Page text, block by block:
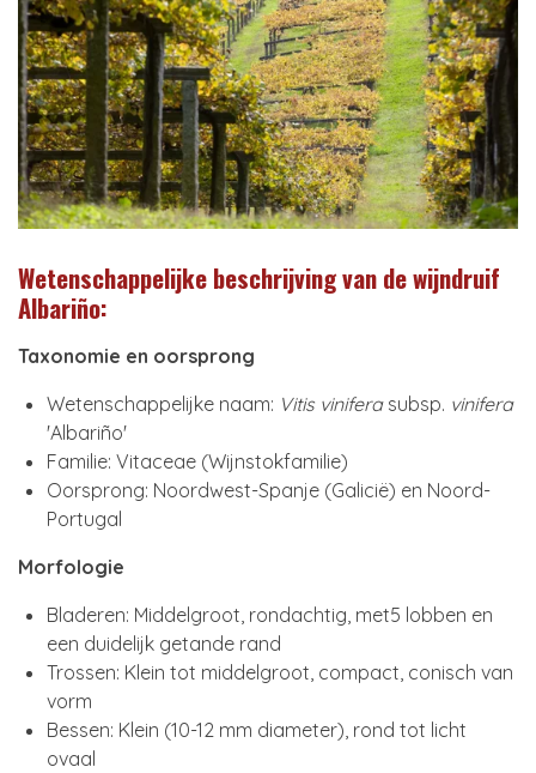
Wetenschappelijke beschrijving van de wijndruif
Albariño:
Taxonomie en oorsprong
Wetenschappelijke naam: Vitis viniferasubsp. vinifera
'Albariño'
Familie: Vitaceae (Wijnstokfamilie)
Oorsprong: Noordwest-Spanje (Galicië) en Noord-
Portugal
Morfologie
Bladeren: Middelgroot, rondachtig, met5 lobben en
een duidelijk getande rand
Trossen: Klein tot middelgroot, compact, conisch van
vorm
Bessen: Klein (10-12 mm diameter), rond tot licht
ovaal